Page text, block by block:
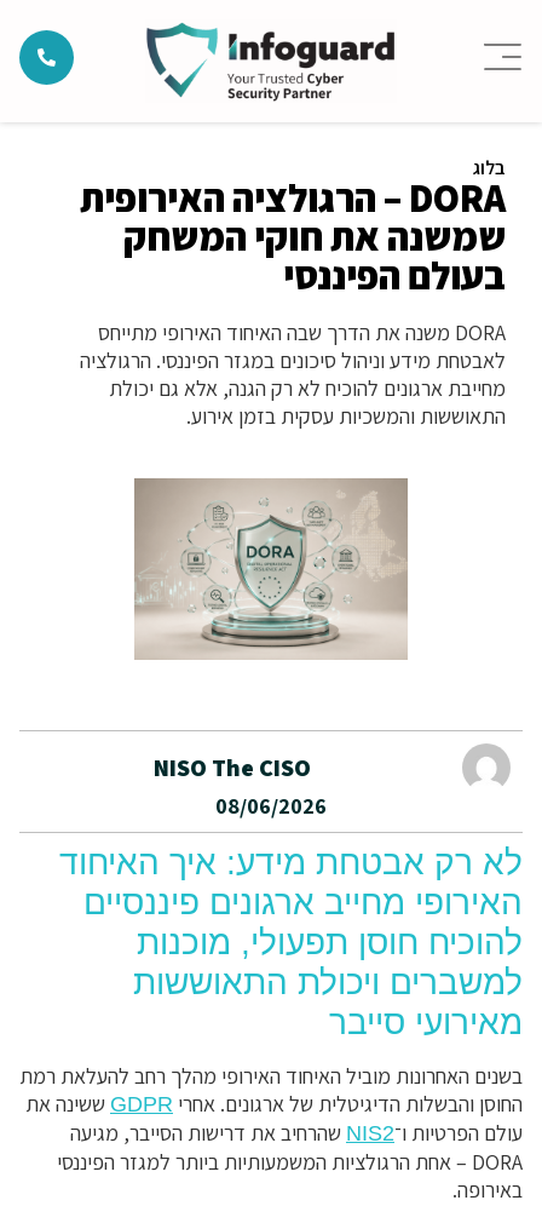
בלוג
DORA – הרגולציה האירופית
שמשנה את חוקי המשחק
בעולם הפיננסי
DORA משנה את הדרך שבה האיחוד האירופי מתייחס
לאבטחת מידע וניהול סיכונים במגזר הפיננסי. הרגולציה
מחייבת ארגונים להוכיח לא רק הגנה, אלא גם יכולת
התאוששות והמשכיות עסקית בזמן אירוע.
NISO The CISO
08/06/2026
לא רק אבטחת מידע: איך האיחוד
האירופי מחייב ארגונים פיננסיים
להוכיח חוסן תפעולי, מוכנות
למשברים ויכולת התאוששות
מאירועי סייבר
בשנים האחרונות מוביל האיחוד האירופי מהלך רחב להעלאת רמת
החוסן והבשלות הדיגיטלית של ארגונים. אחרי GDPR ששינה את
עולם הפרטיות ו־NIS2 שהרחיב את דרישות הסייבר, מגיעה
DORA – אחת הרגולציות המשמעותיות ביותר למגזר הפיננסי
באירופה.